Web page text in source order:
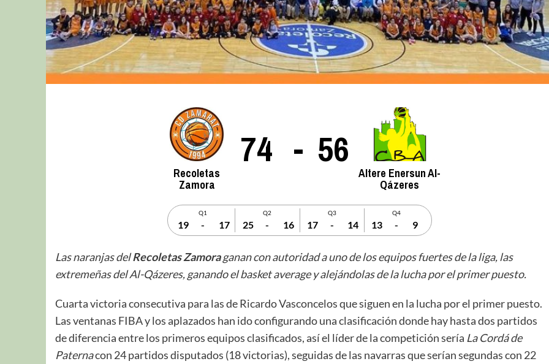
Recoletas
Zamora
74 - 56
Altere Enersun Al-
Qázeres
Q1
19 - 17
Q2
25 - 16
Q3
17 - 14
Q4
13 - 9
Las naranjas delRecoletasZamoraganan con autoridad a uno de los equipos fuertes de la liga, las
extremeñas del Al-Qázeres, ganando el basket average y alejándolas de la lucha por el primer puesto.
Cuarta victoria consecutiva para las de Ricardo Vasconcelos que siguen en la lucha por el primer puesto.
Las ventanas FIBA y los aplazados han ido configurando una clasificación donde hay hasta dos partidos
de diferencia entre los primeros equipos clasificados, así el líder de la competición sería La Cordá de
Paternacon 24 partidos disputados (18 victorias), seguidas de las navarras que serían segundas con 22
La entrevista bTactic
La entrevista bTactic
mayo 7, 2026
0
Nos hacemos mayores. Vamos creciendo. Tanto así
que el próximo 20 de mayo celebramos nuestro